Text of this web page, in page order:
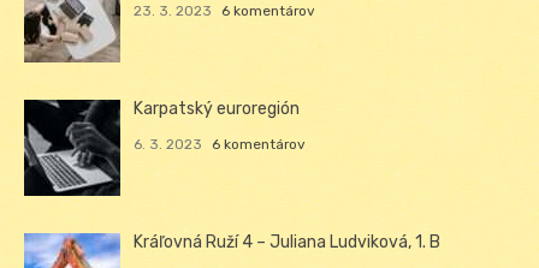
23. 3. 2023 6 komentárov
Karpatský euroregión
6. 3. 2023 6 komentárov
Kráľovná Ruží 4 – Juliana Ludviková, 1. B